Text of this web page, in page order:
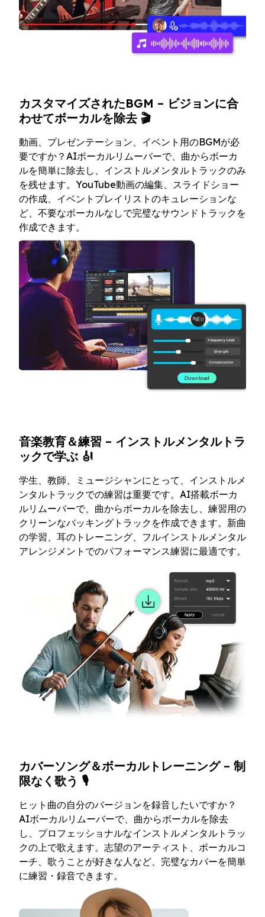
カスタマイズされたBGM – ビジョンに合
わせてボーカルを除去 🎬
動画、プレゼンテーション、イベント用のBGMが必
要ですか？AIボーカルリムーバーで、曲からボーカ
ルを簡単に除去し、インストルメンタルトラックのみ
を残せます。YouTube動画の編集、スライドショー
の作成、イベントプレイリストのキュレーションな
ど、不要なボーカルなしで完璧なサウンドトラックを
作成できます。
音楽教育＆練習 – インストルメンタルトラ
ックで学ぶ 🎻
学生、教師、ミュージシャンにとって、インストルメ
ンタルトラックでの練習は重要です。AI搭載ボーカ
ルリムーバーで、曲からボーカルを除去し、練習用の
クリーンなバッキングトラックを作成できます。新曲
の学習、耳のトレーニング、フルインストルメンタル
アレンジメントでのパフォーマンス練習に最適です。
カバーソング＆ボーカルトレーニング – 制
限なく歌う 🎙️
ヒット曲の自分のバージョンを録音したいですか？
AIボーカルリムーバーで、曲からボーカルを除去
し、プロフェッショナルなインストルメンタルトラッ
クの上で歌えます。志望のアーティスト、ボーカルコ
ーチ、歌うことが好きな人など、完璧なカバーを簡単
に練習・録音できます。